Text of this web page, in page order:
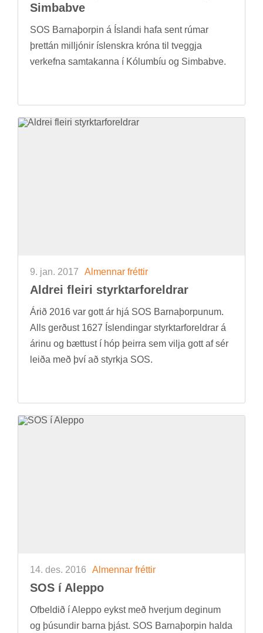
Simba­bve
SOS Barna­þorp­in á Ís­landi hafa sent rúm­ar
þrett­án millj­ón­ir ís­lenskra króna til tveggja
verk­efna sam­tak­anna í Kól­umb­íu og Simba­bve.
9. jan. 2017 Al­menn­ar frétt­ir
Aldrei fleiri styrktar­for­eldr­ar
Árið 2016 var gott ár hjá SOS Barna­þorp­un­um.
Alls gerð­ust 1627 Ís­lend­ing­ar styrktar­for­eldr­ar á
ár­inu og bætt­ust í hóp þeirra sem vilja gott af sér
leiða með því að styrkja SOS.
14. des. 2016 Al­menn­ar frétt­ir
SOS í Al­eppo
Of­beld­ið í Al­eppo eykst með hverj­um deg­in­um
og þús­und­ir barna þjást. SOS Barna­þorp­in halda